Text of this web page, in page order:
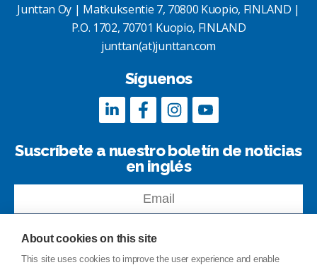
Junttan Oy | Matkuksentie 7, 70800 Kuopio, FINLAND |
P.O. 1702, 70701 Kuopio, FINLAND
junttan(at)junttan.com
Síguenos
Suscríbete a nuestro boletín de noticias
en inglés
About cookies on this site
This site uses cookies to improve the user experience and enable